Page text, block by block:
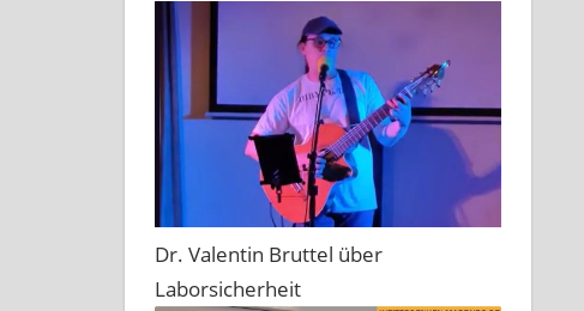
Dr. Valentin Bruttel über
Laborsicherheit